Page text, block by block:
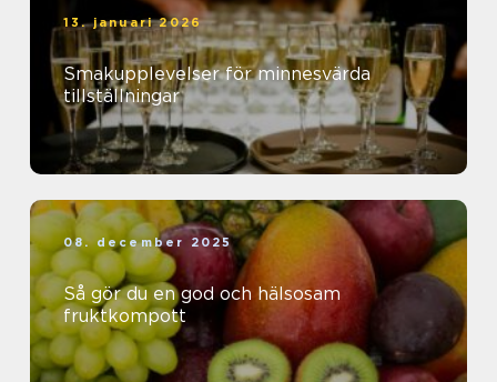
13. januari 2026
Smakupplevelser för minnesvärda
tillställningar
08. december 2025
Så gör du en god och hälsosam
fruktkompott